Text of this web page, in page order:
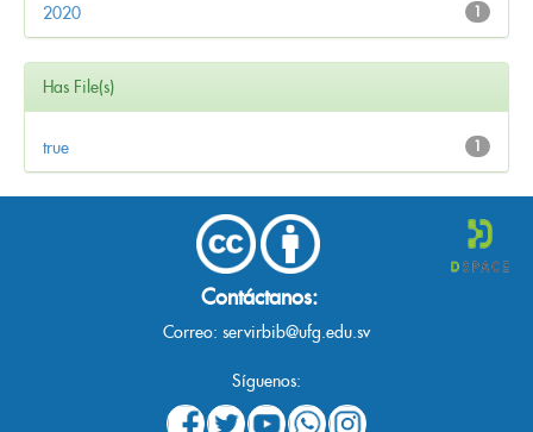
1
2020
Has File(s)
1
true
Contáctanos:
Correo: servirbib@ufg.edu.sv
Síguenos: